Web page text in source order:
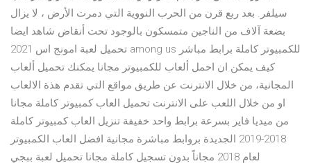
سيلفر. بعد ربع قرن من الحرب النووية التي دمرت الأرض ، لا يزال
بضعة آلاف من الناجين متمسكون بالوجود تحت أنقاض شاهد ايضا
تحميل لعبة امونج اس 2021 among us للكمبيوتر كاملة برابط مباشر
كيف يمكن ان احمل ألعاب للكمبيوتر مجانا يمكنك تحميل ألعاب
المجانية، من خلال الانترنت عن طريق مواقع التي تقدم هذة الالعاب
او من خلال اللعب على الانترنت تحميل العاب كمبيوتر كاملة مجانا
من ميديا فاير بسرعة برابط واحد خفيفة تنزيل العاب كمبيوتر كاملة
2018-2019 الجديدة بروابط مباشرة مجانية افضل العاب الكمبيوتر
لعام 2018 مجاناً بدون تسجيل كاملة مجانا تحميل لعبة ببجي